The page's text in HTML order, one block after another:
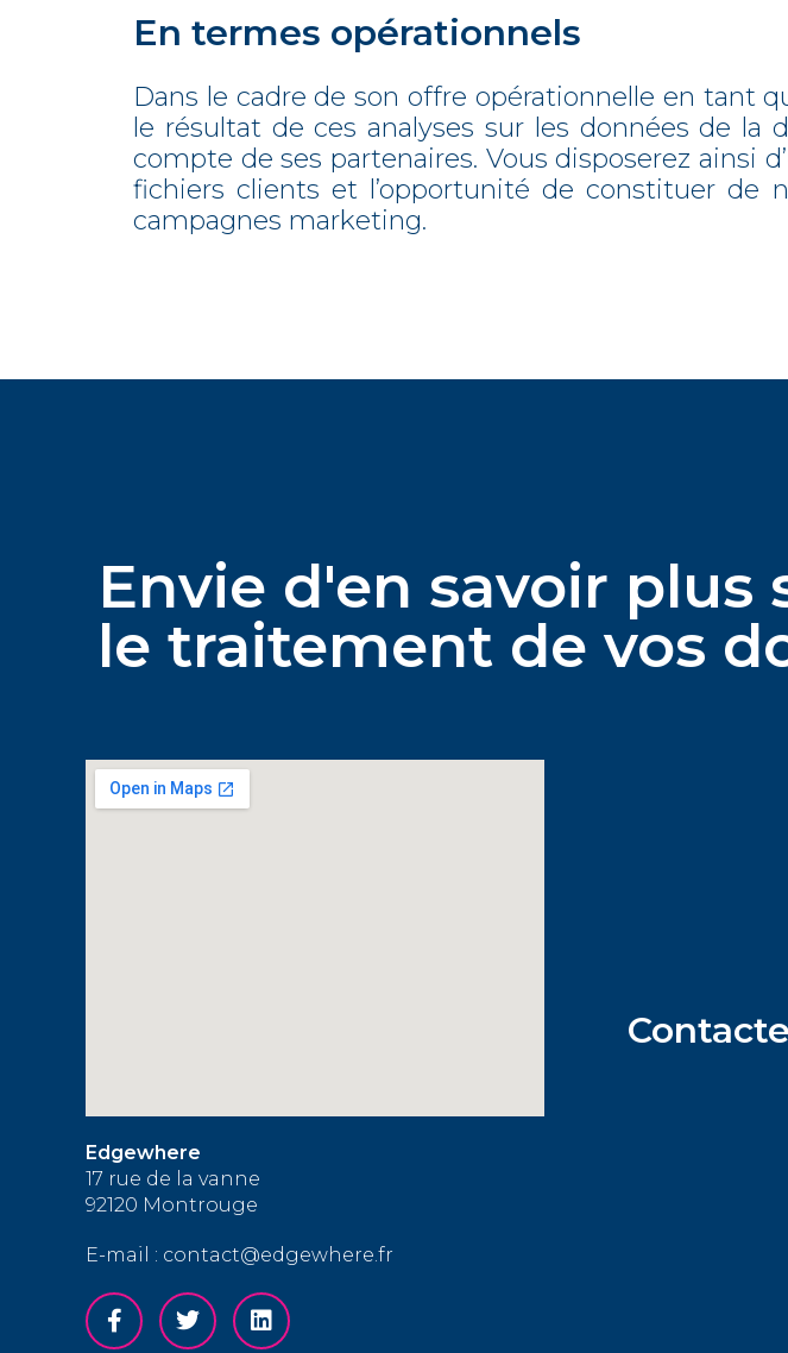
En termes opérationnels
Dans le cadre de son offre opérationnelle en tant
le résultat de ces analyses sur les données de
compte de ses partenaires. Vous disposerez ainsi
fichiers clients et l’opportunité de constituer de
campagnes marketing.
Envie d'en savoir plus
le traitement de vos
Edgewhere
17 rue de la vanne
92120 Montrouge
E-mail : contact@edgewhere.fr